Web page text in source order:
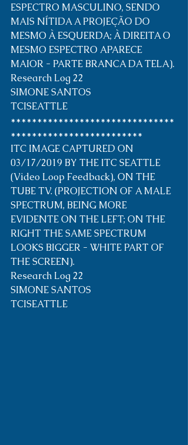
ESPECTRO MASCULINO, SENDO
MAIS NÍTIDA A PROJEÇÃO DO
MESMO À ESQUERDA; À DIREITA O
MESMO ESPECTRO APARECE
MAIOR - PARTE BRANCA DA TELA).
Research Log 22
SIMONE SANTOS
TCISEATTLE
*******************************
*************************
ITC IMAGE CAPTURED ON
03/17/2019 BY THE ITC SEATTLE
(Video Loop Feedback), ON THE
TUBE TV. (PROJECTION OF A MALE
SPECTRUM, BEING MORE
EVIDENTE ON THE LEFT; ON THE
RIGHT THE SAME SPECTRUM
LOOKS BIGGER - WHITE PART OF
THE SCREEN).
Research Log 22
SIMONE SANTOS
TCISEATTLE